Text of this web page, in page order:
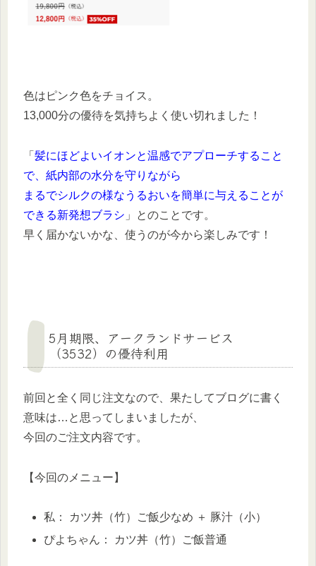
色はピンク色をチョイス。
13,000分の優待を気持ちよく使い切れました！
「 髪にほどよいイオンと温感でアプローチすること
で、紙内部の水分を守りながら
まるでシルクの様なうるおいを簡単に与えることが
できる新発想ブラシ 」とのことです。
早く届かないかな、使うのが今から楽しみです！
5月期限、アークランドサービス
（3532）の優待利用
前回と全く同じ注文なので、果たしてブログに書く
意味は…と思ってしまいましたが、
今回のご注文内容です。
【今回のメニュー】
私： カツ丼（竹）ご飯少なめ ＋ 豚汁（小）
ぴよちゃん： カツ丼（竹）ご飯普通